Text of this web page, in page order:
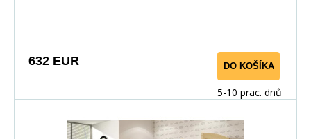
632 EUR DO KOŠÍKA
5-10 prac. dnů